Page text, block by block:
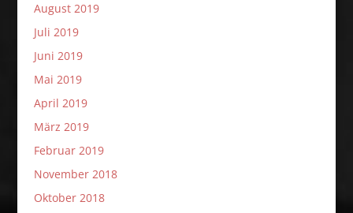
August 2019
Juli 2019
Juni 2019
Mai 2019
April 2019
März 2019
Februar 2019
November 2018
Oktober 2018